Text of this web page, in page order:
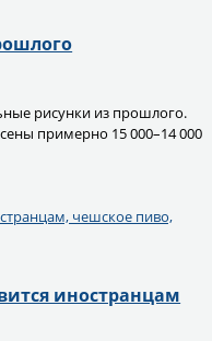
рисунки из прошлого.
примерно 15 000–14 000
иностранцам